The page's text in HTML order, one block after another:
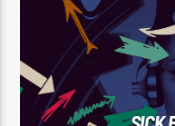
CANCIÓN ACTUAL
NO TITLES AVAILABLE
SPRING CHART